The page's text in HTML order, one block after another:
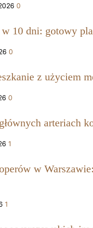
0
10 dni: gotowy
0
z użyciem
0
arteriach
1
w
1